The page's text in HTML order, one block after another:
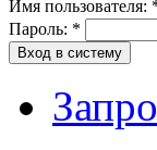
Имя пользователя:
Пароль: *